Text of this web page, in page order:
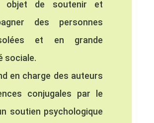
objet de soutenir et
des personnes
et en grande
sociale.
en charge des auteurs
conjugales par le
soutien psychologique